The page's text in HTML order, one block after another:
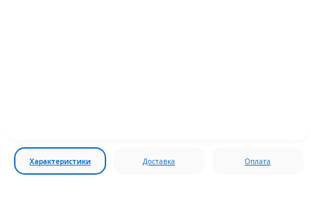
Характеристики Доставка Оплата